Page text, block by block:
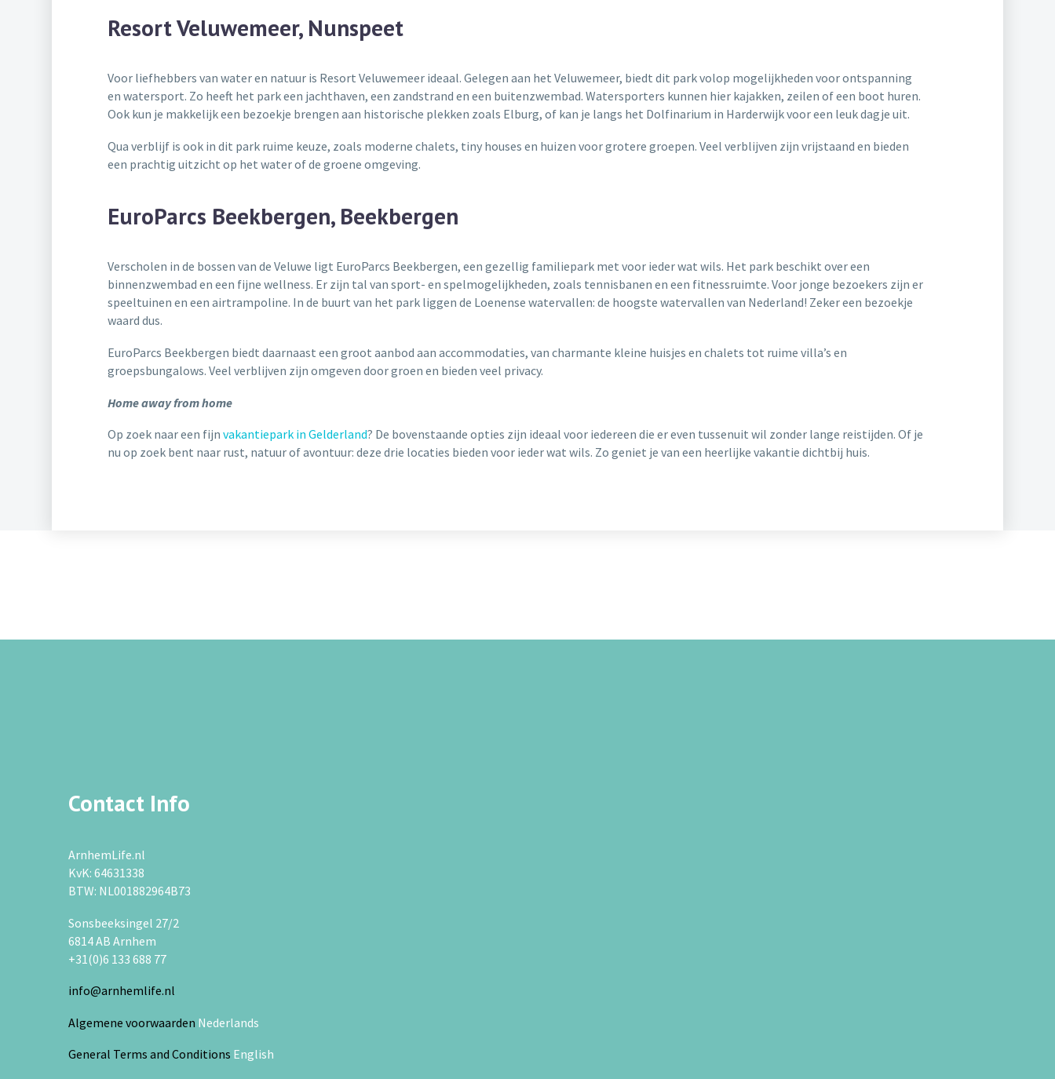
Resort Veluwemeer, Nunspeet
Voor liefhebbers van water en natuur is Resort Veluwemeer ideaal. Gelegen aan het Veluwemeer, biedt dit park volop mogelijkheden voor ontspanning
en watersport. Zo heeft het park een jachthaven, een zandstrand en een buitenzwembad. Watersporters kunnen hier kajakken, zeilen of een boot huren.
Ook kun je makkelijk een bezoekje brengen aan historische plekken zoals Elburg, of kan je langs het Dolfinarium in Harderwijk voor een leuk dagje uit.
Qua verblijf is ook in dit park ruime keuze, zoals moderne chalets, tiny houses en huizen voor grotere groepen. Veel verblijven zijn vrijstaand en bieden
een prachtig uitzicht op het water of de groene omgeving.
EuroParcs Beekbergen, Beekbergen
Verscholen in de bossen van de Veluwe ligt EuroParcs Beekbergen, een gezellig familiepark met voor ieder wat wils. Het park beschikt over een
binnenzwembad en een fijne wellness. Er zijn tal van sport- en spelmogelijkheden, zoals tennisbanen en een fitnessruimte. Voor jonge bezoekers zijn er
speeltuinen en een airtrampoline. In de buurt van het park liggen de Loenense watervallen: de hoogste watervallen van Nederland! Zeker een bezoekje
waard dus.
EuroParcs Beekbergen biedt daarnaast een groot aanbod aan accommodaties, van charmante kleine huisjes en chalets tot ruime villa’s en
groepsbungalows. Veel verblijven zijn omgeven door groen en bieden veel privacy.
Home away from home
Op zoek naar een fijn vakantiepark in Gelderland? De bovenstaande opties zijn ideaal voor iedereen die er even tussenuit wil zonder lange reistijden. Of je
nu op zoek bent naar rust, natuur of avontuur: deze drie locaties bieden voor ieder wat wils. Zo geniet je van een heerlijke vakantie dichtbij huis.
Contact Info
ArnhemLife.nl
KvK: 64631338
BTW: NL001882964B73
Sonsbeeksingel 27/2
6814 AB Arnhem
+31(0)6 133 688 77
info@arnhemlife.nl
Algemene voorwaarden Nederlands
General Terms and Conditions English